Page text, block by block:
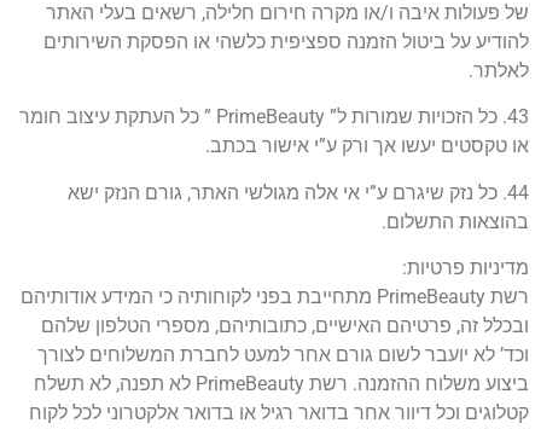
של פעולות איבה ו/או מקרה חירום חלילה, רשאים בעלי האתר
להודיע על ביטול הזמנה ספציפית כלשהי או הפסקת השירותים
לאלתר.
43. כל הזכויות שמורות ל” PrimeBeauty ” כל העתקת עיצוב חומר
או טקסטים יעשו אך ורק ע”י אישור בכתב.
44. כל נזק שיגרם ע”י אי אלה מגולשי האתר, גורם הנזק ישא
בהוצאות התשלום.
מדיניות פרטיות:
רשת PrimeBeauty מתחייבת בפני לקוחותיה כי המידע אודותיהם
ובכלל זה, פרטיהם האישיים, כתובותיהם, מספרי הטלפון שלהם
וכד’ לא יועבר לשום גורם אחר למעט לחברת המשלוחים לצורך
ביצוע משלוח ההזמנה. רשת PrimeBeauty לא תפנה, לא תשלח
קטלוגים וכל דיוור אחר בדואר רגיל או בדואר אלקטרוני לכל לקוח